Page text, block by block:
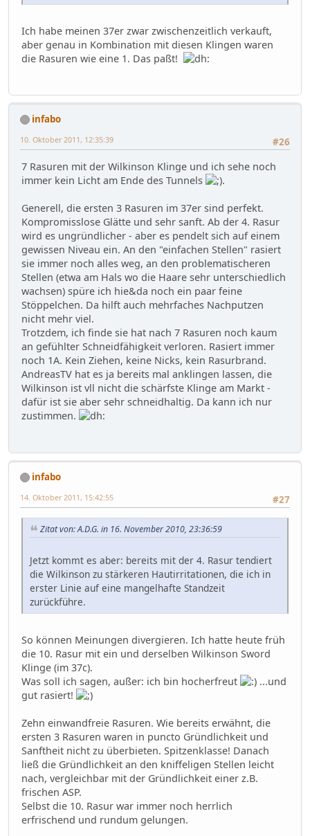
Ich habe meinen 37er zwar zwischenzeitlich verkauft,
aber genau in Kombination mit diesen Klingen waren
die Rasuren wie eine 1. Das paßt!
infabo
#26
10. Oktober 2011, 12:35:39
7 Rasuren mit der Wilkinson Klinge und ich sehe noch
immer kein Licht am Ende des Tunnels
.
Generell, die ersten 3 Rasuren im 37er sind perfekt.
Kompromisslose Glätte und sehr sanft. Ab der 4. Rasur
wird es ungründlicher - aber es pendelt sich auf einem
gewissen Niveau ein. An den "einfachen Stellen" rasiert
sie immer noch alles weg, an den problematischeren
Stellen (etwa am Hals wo die Haare sehr unterschiedlich
wachsen) spüre ich hie&da noch ein paar feine
Stöppelchen. Da hilft auch mehrfaches Nachputzen
nicht mehr viel.
Trotzdem, ich finde sie hat nach 7 Rasuren noch kaum
an gefühlter Schneidfähigkeit verloren. Rasiert immer
noch 1A. Kein Ziehen, keine Nicks, kein Rasurbrand.
AndreasTV hat es ja bereits mal anklingen lassen, die
Wilkinson ist vll nicht die schärfste Klinge am Markt -
dafür ist sie aber sehr schneidhaltig. Da kann ich nur
zustimmen.
infabo
#27
14. Oktober 2011, 15:42:55
Zitat von: A.D.G. in 16. November 2010, 23:36:59
Jetzt kommt es aber: bereits mit der 4. Rasur tendiert
die Wilkinson zu stärkeren Hautirritationen, die ich in
erster Linie auf eine mangelhafte Standzeit
zurückführe.
So können Meinungen divergieren. Ich hatte heute früh
die 10. Rasur mit ein und derselben Wilkinson Sword
Klinge (im 37c).
Was soll ich sagen, außer: ich bin hocherfreut
...und
gut rasiert!
Zehn einwandfreie Rasuren. Wie bereits erwähnt, die
ersten 3 Rasuren waren in puncto Gründlichkeit und
Sanftheit nicht zu überbieten. Spitzenklasse! Danach
ließ die Gründlichkeit an den kniffeligen Stellen leicht
nach, vergleichbar mit der Gründlichkeit einer z.B.
frischen ASP.
Selbst die 10. Rasur war immer noch herrlich
erfrischend und rundum gelungen.